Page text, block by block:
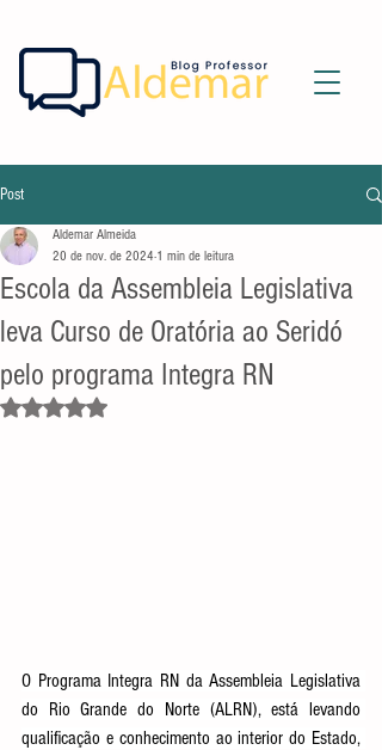
Post
Escola da Assembleia Legislativa
leva Curso de Oratória ao Seridó
pelo programa Integra RN
Aldemar Almeida
20 de nov. de 2024 1 min de leitura
Avaliado com NaN de 5 estrelas.
O Programa Integra RN da Assembleia Legislativa
do Rio Grande do Norte (ALRN), está levando
qualificação e conhecimento ao interior do Estado,